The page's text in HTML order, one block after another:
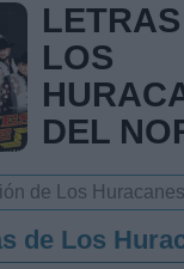
LOS
DEL
de Los